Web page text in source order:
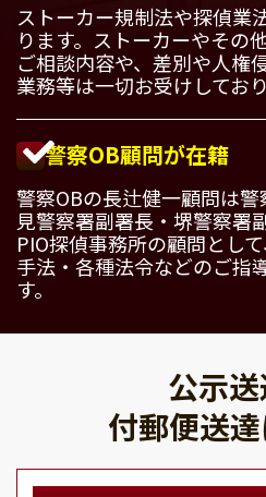
ストーカー規制法や探偵業
ります。ストーカーやその
ご相談内容や、差別や人権
業務等は一切お受けしてお
警察OB顧問が在籍
警察OBの長辻健一顧問は
見警察署副署長・堺警察署
PIO探偵事務所の顧問とし
手法・各種法令などのご指
す。
公示
付郵便送